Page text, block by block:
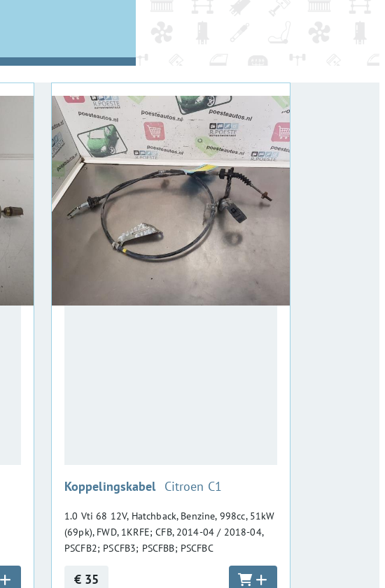
Koppelingskabel :Citroen C1
1.0 Vti 68 12V, Hatchback, Benzine, 998cc, 51kW
(69pk), FWD, 1KRFE; CFB, 2014-04 / 2018-04,
PSCFB2; PSCFB3; PSCFBB; PSCFBC
€ 35